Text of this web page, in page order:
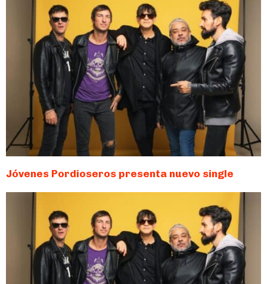
Jóvenes Pordioseros presenta nuevo single